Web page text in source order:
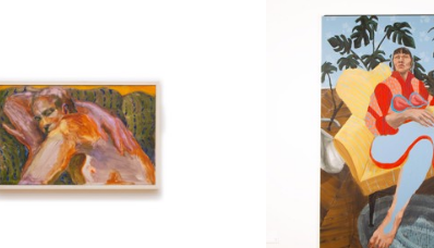
en raison de leur
se fait à travers
composition, allant du
expressifs et détaillés
l’huile et à l’acrylique.
leur dignité, leur
dans le labeur